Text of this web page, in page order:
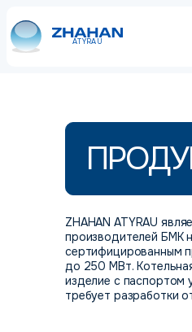
ATYRAU
ZHAHAN ATYRAU
производителей БМК
сертифицированным
до 250 МВт.
изделие с паспортом
требует разработки